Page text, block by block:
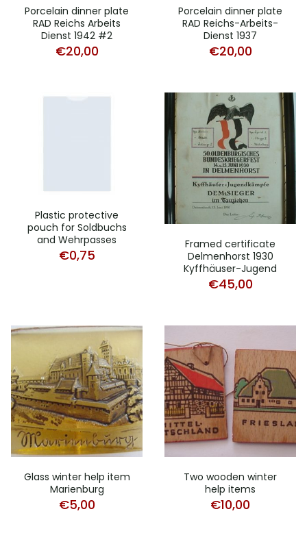
Porcelain dinner plate
RAD Reichs Arbeits
Dienst 1942 #2
€20,00
Porcelain dinner plate
RAD Reichs-Arbeits-
Dienst 1937
€20,00
Plastic protective
pouch for Soldbuchs
and Wehrpasses
€0,75
Framed certificate
Delmenhorst 1930
Kyffhäuser-Jugend
€45,00
Glass winter help item
Marienburg
€5,00
Two wooden winter
help items
€10,00